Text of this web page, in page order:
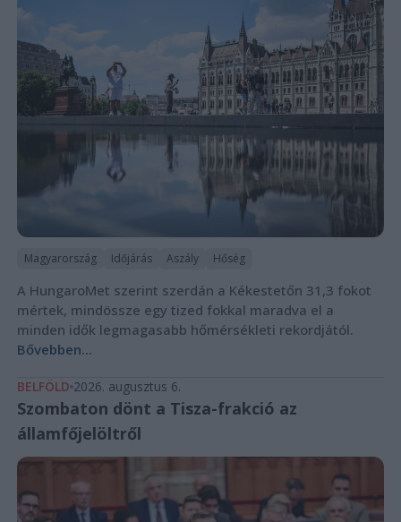
Magyarország Időjárás Aszály Hőség
A HungaroMet szerint szerdán a Kékestetőn 31,3 fokot
mértek, mindössze egy tized fokkal maradva el a
minden idők legmagasabb hőmérsékleti rekordjától.
Bővebben...
BELFÖLD 2026. augusztus 6.
Szombaton dönt a Tisza-frakció az
államfőjelöltről